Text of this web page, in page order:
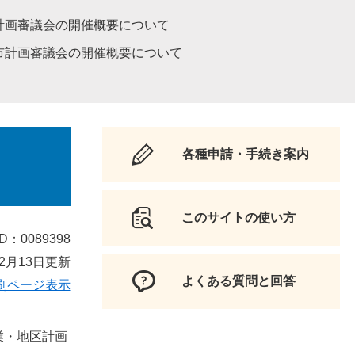
画審議会の開催概要について
計画審議会の開催概要について
：0089398
月13日更新
ページ表示
・地区計画
各種申請・手続き案内
このサイトの使い方
よくある質問と回答